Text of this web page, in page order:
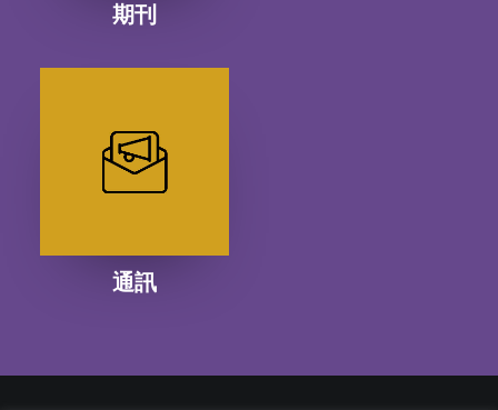
期刊
通訊